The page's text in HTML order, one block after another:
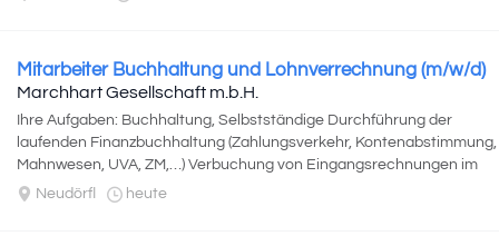
Mitarbeiter Buchhaltung und Lohnverrechnung (m/w/d)
Marchhart Gesellschaft m.b.H.
Ihre Aufgaben: Buchhaltung, Selbstständige Durchführung der
laufenden Finanzbuchhaltung (Zahlungsverkehr, Kontenabstimmung,
Mahnwesen, UVA, ZM,…) Verbuchung von Eingangsrechnungen im
ERP-System...
Neudörfl heute